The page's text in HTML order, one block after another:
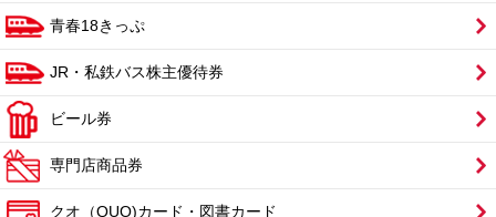
青春18きっぷ
JR・私鉄バス株主優待券
ビール券
専門店商品券
クオ（QUO)カード・図書カード